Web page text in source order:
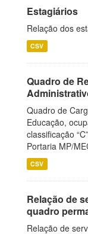
Estagiários
Relação dos
CSV
Quadro de
Quadro de
Educação,
classificação
Portaria MP/
CSV
Relação de
quadro
Relação de